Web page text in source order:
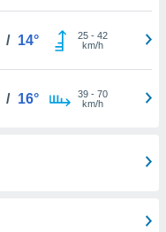
/ 14° 25- 42
km/h
/ 16° 39- 70
km/h